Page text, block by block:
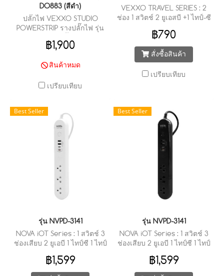
DO883 (สีดำ)
ปลั๊กไฟ VEXXO STUDIO
POWERSTRIP รางปลั๊กไฟ รุ่น
8 ช่องเสียบ 2 USB + 1 TYPE-C
FASTCHARGE)
฿1,900
สินค้าหมด
เปรียบเทียบ
VEXXO TRAVEL SERIES : 2
ช่อง 1 สวิตช์ 2 ยูเอสบี +1 ไทป์-ซี
วัตต์ ฟาสชาร์จ)
฿790
สั่งซื้อสินค้า
เปรียบเทียบ
Best Seller
รุ่น NVPD-3141
NOVA iOT Series : 1 สวิตช์ 3
ช่องเสียบ 2 ยูเอบี 1 ไทป์ซี 1 ไทป์
฿1,599
Best Seller
รุ่น NVPD-3141
NOVA iOT Series : 1 สวิตช์ 3
ช่องเสียบ 2 ยูเอบี 1 ไทป์ซี 1 ไทป์
฿1,599